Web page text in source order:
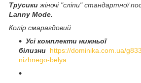
Трусики жіночі "сліпи" стандартної
Lanny Mode.
Колір смарагдовий
Усі комплекти нижньої
білизни https://dominika.com.ua/
nizhnego-belya